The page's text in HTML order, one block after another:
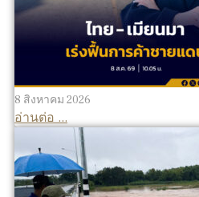
8 สิงหาคม 2026
อ่านต่อ ...